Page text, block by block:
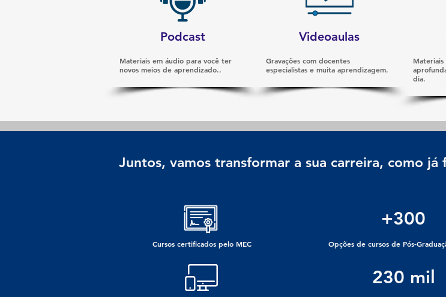
Podcast
Materiais em áudio para você ter
novos meios de aprendizado..
Videoaulas
Gravações com docentes
especialistas e muita aprendizagem.
dia.
Juntos, vamos transformar a sua carreira, como
Cursos certificados pelo MEC
+300
Opções de cursos de Pós-
230 mil